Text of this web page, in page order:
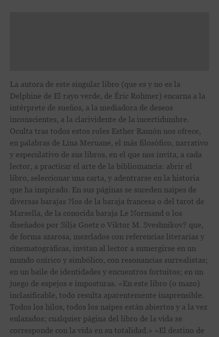
La autora de este singular libro (que es y no es la
Delphine de El rayo verde, de Éric Rohmer) encarna a la
intérprete de sueños, a la mediadora de deseos
inconscientes, a la clarividente de la incertidumbre.
Oculta tras todos estos roles Esther Ramón nos ofrece,
en palabras de Lina Meruane, el más filosófico, narrativo
y especulativo de sus libros, en el que nos invita, a cada
lector, a practicar el arte de la bibliomancia: abrir el
libro, seleccionar una carta, y adentrarse en la historia
que ha inspirado. En sus páginas se suceden naipes de
diversas barajas ?los de la baraja francesa o del tarot de
Marsella, de la conocida baraja Le Normand o los
diseñados por Silja Goetz o Viktor M. Sveshnikov? que,
de forma azarosa, mezclados con referencias literarias y
cinematográficas, invitan al lector a sumergirse en un
mundo onírico y simbólico, con resonancias surrealistas;
en un baile de identidades y encuentros fortuitos; en un
juego de espejos e imposturas. «En este libro (o mazo)
inclasificable, todo resulta aparentemente inaprensible.
Todos los hilos, todos los naipes están abiertos y a la vez
enlazados; cualquier página del libro de la vida se
corresponde con la vida en su totalidad.» «El destino de